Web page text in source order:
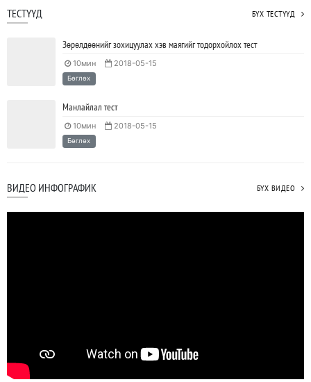
ТЕСТҮҮД БҮХ ТЕСТҮҮД
Зөрөлдөөнийг зохицуулах хэв маягийг тодорхойлох тест
10мин 2018-05-15
Бөглөх
Манлайлал тест
10мин 2018-05-15
Бөглөх
ВИДЕО ИНФОГРАФИК БҮХ ВИДЕО